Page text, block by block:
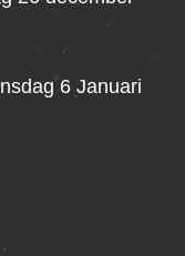
6 Januari